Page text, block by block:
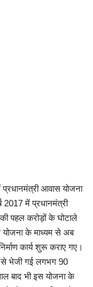
प्रधानमंत्री आवास योजना
2017 में प्रधानमंत्री
पहल करोड़ों के घोटाले
योजना के माध्यम से अब
कार्य शुरू कराए गए।
से भेजी गई लगभग 90
बाद भी इस योजना के